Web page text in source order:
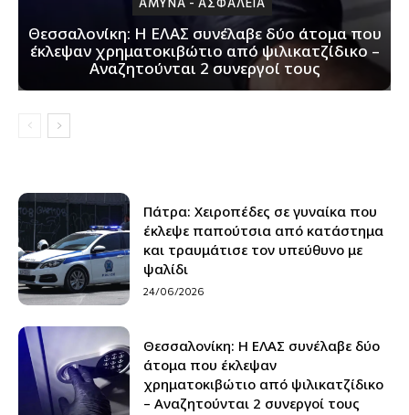
Θεσσαλονίκη: H ΕΛΑΣ συνέλαβε δύο άτομα που
έκλεψαν χρηματοκιβώτιο από ψιλικατζίδικο –
Αναζητούνται 2 συνεργοί τους
Πάτρα: Xειροπέδες σε γυναίκα που
έκλεψε παπούτσια από κατάστημα
και τραυμάτισε τον υπεύθυνο με
ψαλίδι
24/06/2026
Θεσσαλονίκη: H ΕΛΑΣ συνέλαβε δύο
άτομα που έκλεψαν
χρηματοκιβώτιο από ψιλικατζίδικο
– Αναζητούνται 2 συνεργοί τους